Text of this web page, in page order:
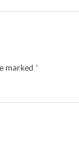
marked *